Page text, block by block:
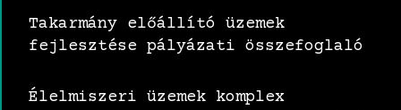
Takarmány előállító üzemek
fejlesztése pályázati összefoglaló
Élelmiszeri üzemek komplex